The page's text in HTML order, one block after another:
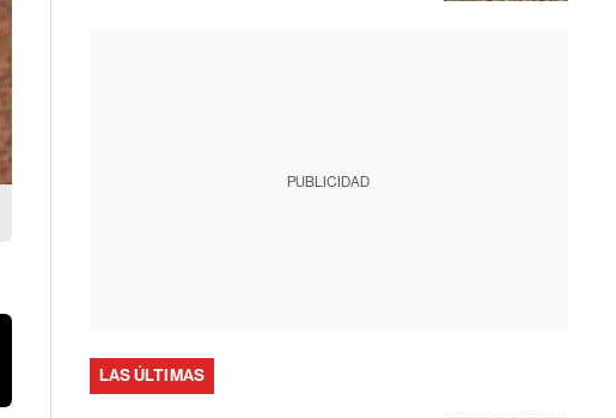
PUBLICIDAD
LAS ÚLTIMAS